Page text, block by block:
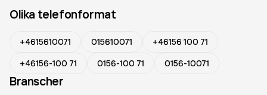
Olika telefonformat
+4615610071 015610071
+46156 100 71
+46156-100 71
0156-100 71 0156-10071
Branscher